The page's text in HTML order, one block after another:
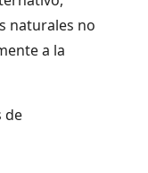
naturales no
a la
de